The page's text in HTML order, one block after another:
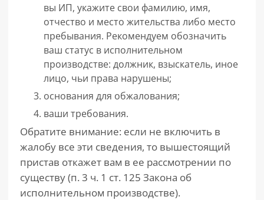
вы ИП, укажите свои фамилию, имя,
отчество и место жительства либо место
пребывания. Рекомендуем обозначить
ваш статус в исполнительном
производстве: должник, взыскатель, иное
лицо, чьи права нарушены;
основания для обжалования;
ваши требования.
Обратите внимание: если не включить в
жалобу все эти сведения, то вышестоящий
пристав откажет вам в ее рассмотрении по
существу (п. 3 ч. 1 ст. 125 Закона об
исполнительном производстве).